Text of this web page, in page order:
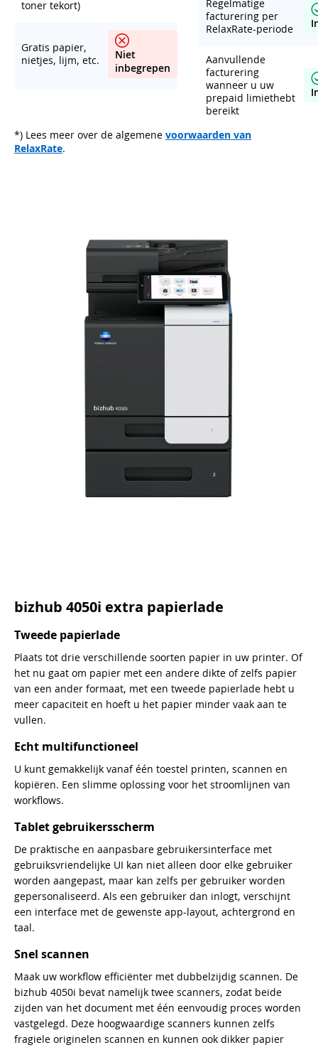
toner tekort)
Gratis papier,
nietjes, lijm, etc.
Niet
inbegrepen
Regelmatige
facturering per
RelaxRate-periode
Aanvullende
facturering
wanneer u uw
prepaid limiethebt
bereikt
*) Lees meer over de algemene voorwaarden van
RelaxRate.
bizhub 4050i extra papierlade
Tweede papierlade
Plaats tot drie verschillende soorten papier in uw printer. Of
het nu gaat om papier met een andere dikte of zelfs papier
van een ander formaat, met een tweede papierlade hebt u
meer capaciteit en hoeft u het papier minder vaak aan te
vullen.
Echt multifunctioneel
U kunt gemakkelijk vanaf één toestel printen, scannen en
kopiëren. Een slimme oplossing voor het stroomlijnen van
workflows.
Tablet gebruikersscherm
De praktische en aanpasbare gebruikersinterface met
gebruiksvriendelijke UI kan niet alleen door elke gebruiker
worden aangepast, maar kan zelfs per gebruiker worden
gepersonaliseerd. Als een gebruiker dan inlogt, verschijnt
een interface met de gewenste app-layout, achtergrond en
taal.
Snel scannen
Maak uw workflow efficiënter met dubbelzijdig scannen. De
bizhub 4050i bevat namelijk twee scanners, zodat beide
zijden van het document met één eenvoudig proces worden
vastgelegd. Deze hoogwaardige scanners kunnen zelfs
fragiele originelen scannen en kunnen ook dikker papier